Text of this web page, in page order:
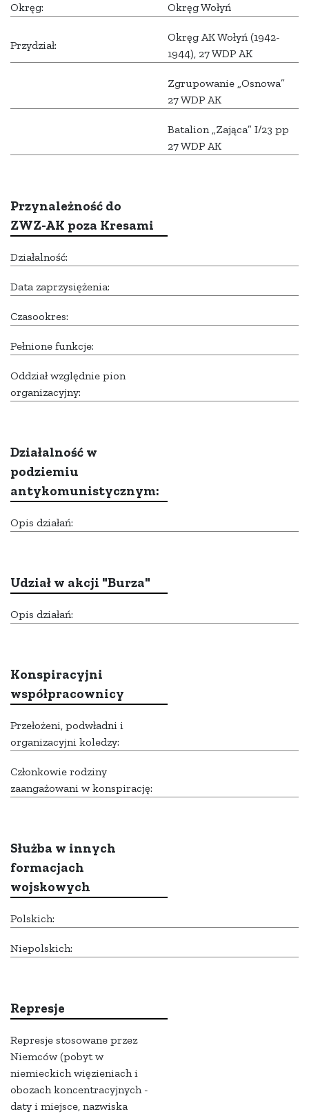
Okręg: Okręg Wołyń
Przydział:
Okręg AK Wołyń (1942-
1944), 27 WDP AK
Zgrupowanie „Osnowa”
27 WDP AK
Batalion „Zająca” I/23 pp
27 WDP AK
Przynależność do
ZWZ-AK poza Kresami
Działalność:
Data zaprzysiężenia:
Czasookres:
Pełnione funkcje:
Oddział względnie pion
organizacyjny:
Działalność w
podziemiu
antykomunistycznym:
Opis działań:
Udział w akcji "Burza"
Opis działań:
Konspiracyjni
współpracownicy
Przełożeni, podwładni i
organizacyjni koledzy:
Członkowie rodziny
zaangażowani w konspirację:
Służba w innych
formacjach
wojskowych
Polskich:
Niepolskich:
Represje
Represje stosowane przez
Niemców (pobyt w
niemieckich więzieniach i
obozach koncentracyjnych -
daty i miejsce, nazwiska